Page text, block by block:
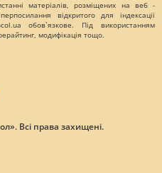
матеріалів, розміщених на веб -
відкритого для індексації
обов`язкове. Під використанням
модифікація тощо.
Всі права захищені.